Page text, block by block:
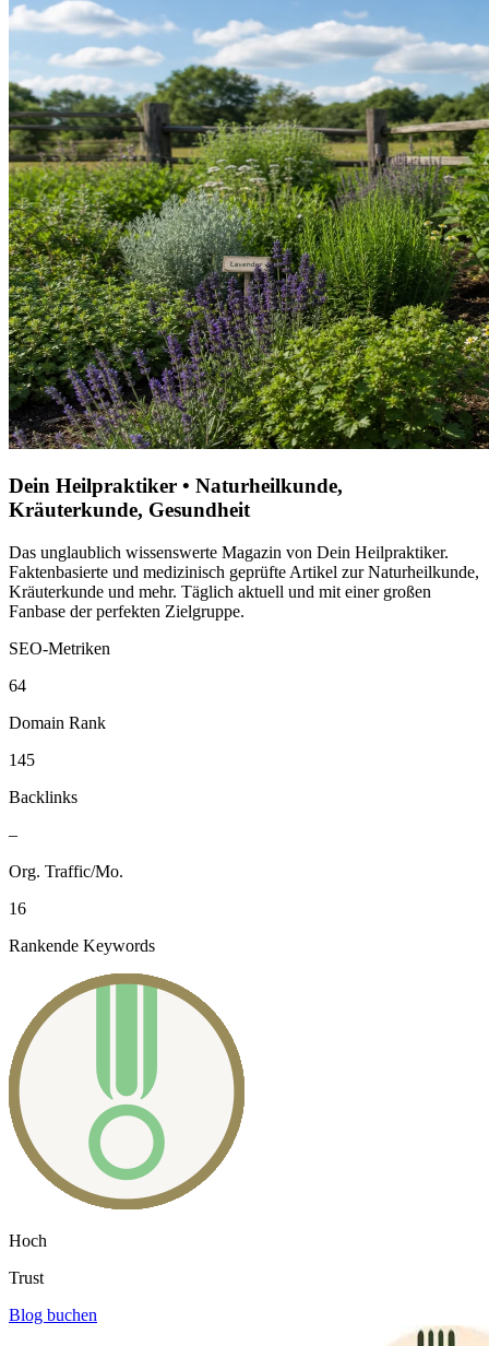
Dein Heilpraktiker • Naturheilkunde,
Kräuterkunde, Gesundheit
Das unglaublich wissenswerte Magazin von Dein Heilpraktiker.
Faktenbasierte und medizinisch geprüfte Artikel zur Naturheilkunde,
Kräuterkunde und mehr. Täglich aktuell und mit einer großen
Fanbase der perfekten Zielgruppe.
SEO-Metriken
64
Domain Rank
145
Backlinks
–
Org. Traffic/Mo.
16
Rankende Keywords
Hoch
Trust
Blog buchen